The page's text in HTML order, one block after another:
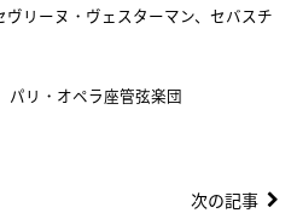
リーヌ・ヴェスターマン、セバスチ
リ・オペラ座管弦楽団
次の記事